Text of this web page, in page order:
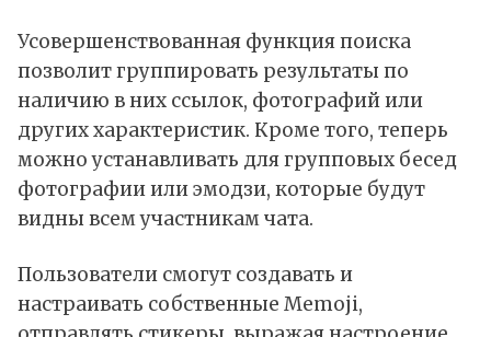
Усовершенствованная функция поиска
позволит группировать результаты по
наличию в них ссылок, фотографий или
других характеристик. Кроме того, теперь
можно устанавливать для групповых бесед
фотографии или эмодзи, которые будут
видны всем участникам чата.
Пользователи смогут создавать и
настраивать собственные Memoji,